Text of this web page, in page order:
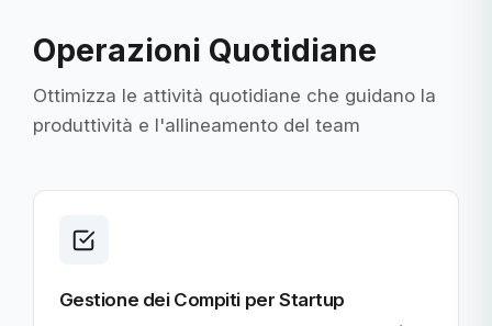
Operazioni Quotidiane
Ottimizza le attività quotidiane che guidano la
produttività e l'allineamento del team
Gestione dei Compiti per Startup